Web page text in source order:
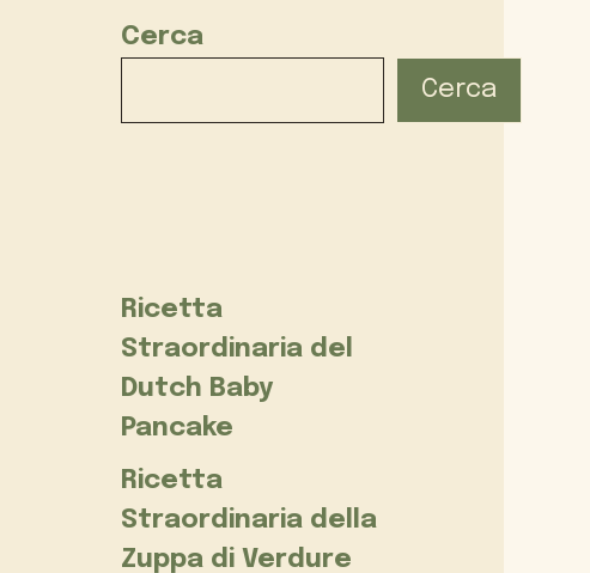
Cerca
Cerca
Ricetta
Straordinaria del
Dutch Baby
Pancake
Ricetta
Straordinaria della
Zuppa di Verdure